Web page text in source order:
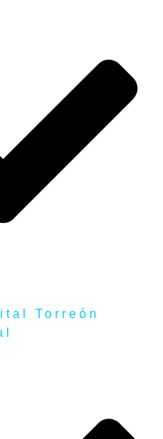
Torreón